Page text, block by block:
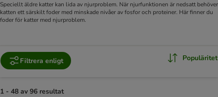
Speciellt äldre katter kan lida av njurproblem. När njurfunktionen är nedsatt behöver
katten ett särskilt foder med minskade nivåer av fosfor och proteiner. Här finner du
foder för katter med njurproblem.
Filtrera enligt Populäritet
1 - 48 av 96 resultat